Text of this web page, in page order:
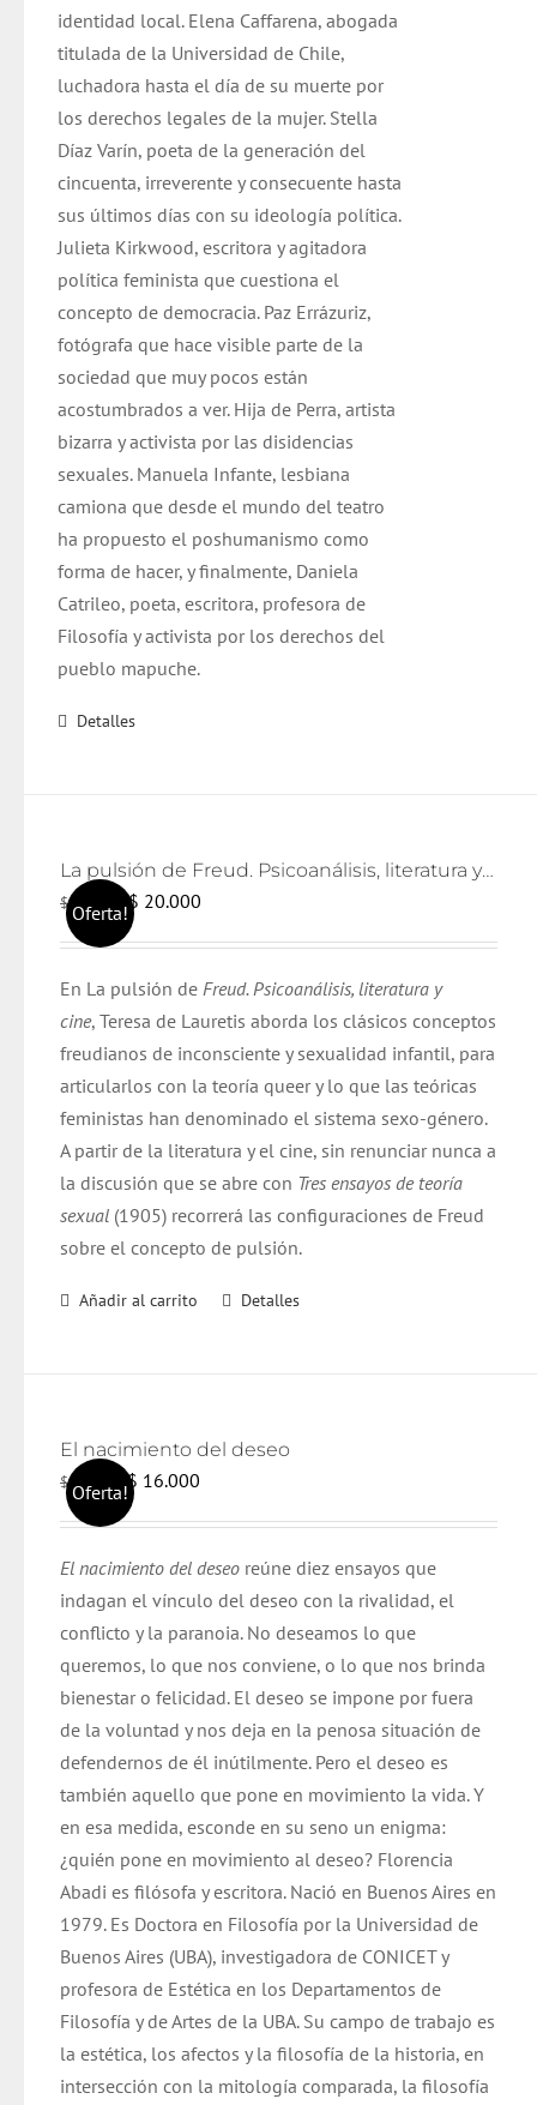
identidad local. Elena Caffarena, abogada
titulada de la Universidad de Chile,
luchadora hasta el día de su muerte por
los derechos legales de la mujer. Stella
Díaz Varín, poeta de la generación del
cincuenta, irreverente y consecuente hasta
sus últimos días con su ideología política.
Julieta Kirkwood, escritora y agitadora
política feminista que cuestiona el
concepto de democracia. Paz Errázuriz,
fotógrafa que hace visible parte de la
sociedad que muy pocos están
acostumbrados a ver. Hija de Perra, artista
bizarra y activista por las disidencias
sexuales. Manuela Infante, lesbiana
camiona que desde el mundo del teatro
ha propuesto el poshumanismo como
forma de hacer, y finalmente, Daniela
Catrileo, poeta, escritora, profesora de
Filosofía y activista por los derechos del
pueblo mapuche.
Detalles
Oferta!
La pulsión de Freud. Psicoanálisis, literatura y cine
$21.000
El
precio
era:
$ 21.000.
$ 20.000
es:
$ 20.000.
En La pulsión de Freud. Psicoanálisis, literatura y
cine, Teresa de Lauretis aborda los clásicos conceptos
freudianos de inconsciente y sexualidad infantil, para
articularlos con la teoría queer y lo que las teóricas
feministas han denominado el sistema sexo-género.
A partir de la literatura y el cine, sin renunciar nunca a
la discusión que se abre con Tres ensayos de teoría
sexual (1905) recorrerá las configuraciones de Freud
sobre el concepto de pulsión.
Añadir al carrito Detalles
Oferta!
El nacimiento del deseo
$17.000
El
precio
era:
$ 17.000.
$ 16.000
es:
$ 16.000.
El nacimiento del deseo reúne diez ensayos que
indagan el vínculo del deseo con la rivalidad, el
conflicto y la paranoia. No deseamos lo que
queremos, lo que nos conviene, o lo que nos brinda
bienestar o felicidad. El deseo se impone por fuera
de la voluntad y nos deja en la penosa situación de
defendernos de él inútilmente. Pero el deseo es
también aquello que pone en movimiento la vida. Y
en esa medida, esconde en su seno un enigma:
¿quién pone en movimiento al deseo? Florencia
Abadi es filósofa y escritora. Nació en Buenos Aires en
1979. Es Doctora en Filosofía por la Universidad de
Buenos Aires (UBA), investigadora de CONICET y
profesora de Estética en los Departamentos de
Filosofía y de Artes de la UBA. Su campo de trabajo es
la estética, los afectos y la filosofía de la historia, en
intersección con la mitología comparada, la filosofía